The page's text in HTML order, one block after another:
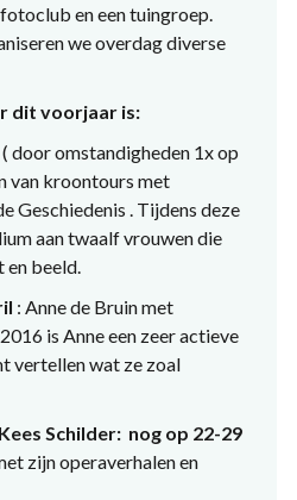
en een tuingroep.
we overdag diverse
dit voorjaar is:
( door omstandigheden 1x op
van kroontours met
Geschiedenis . Tijdens deze
aan twaalf vrouwen die
beeld.
: Anne de Bruin met
is Anne een zeer actieve
vertellen wat ze zoal
Schilder: nog op 22-29
zijn operaverhalen en